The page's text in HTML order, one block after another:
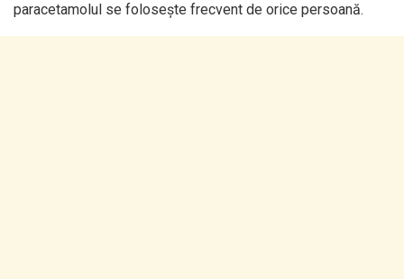
paracetamolul se folosește frecvent de orice persoană.